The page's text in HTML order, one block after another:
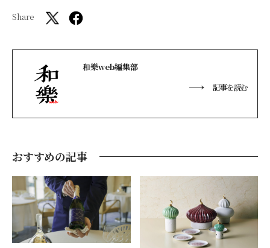
Share
和樂web編集部
記事を読む
おすすめの記事